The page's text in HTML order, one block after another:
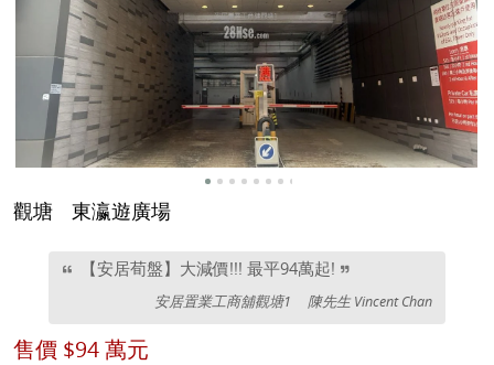
觀塘 東瀛遊廣場
【安居荀盤】大減價!!! 最平94萬起!
安居置業工商舖觀塘1 陳先生 Vincent Chan
售價 $94 萬元